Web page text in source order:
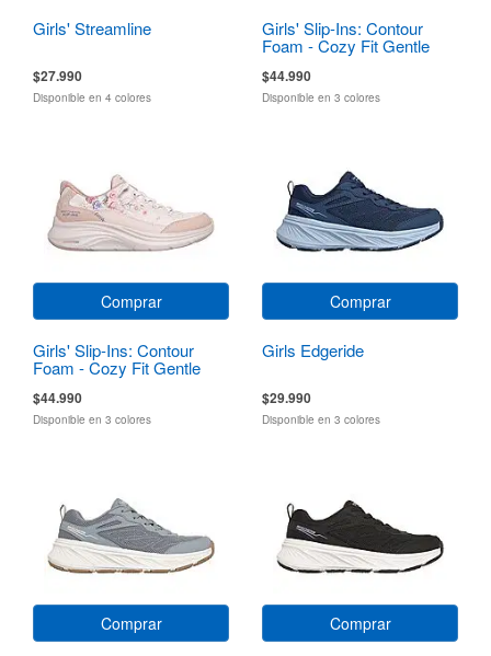
Girls' Streamline
$27.990
Disponible en 4 colores
Girls' Slip-Ins: Contour
Foam - Cozy Fit Gentle
$44.990
Disponible en 3 colores
Comprar
Girls' Slip-Ins: Contour
Foam - Cozy Fit Gentle
$44.990
Disponible en 3 colores
Comprar
Girls Edgeride
$29.990
Disponible en 3 colores
Comprar Comprar